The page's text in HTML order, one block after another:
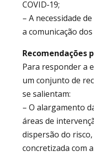
COVID‑19;
– A necessidade
a comunicação
Recomendações
Para responder a
um conjunto de
se salientam:
– O alargamento
áreas de
dispersão do
concretizada com